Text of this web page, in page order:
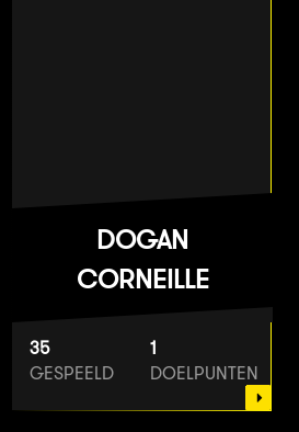
DOGAN
CORNEILLE
35
GESPEELD
1
DOELPUNTEN